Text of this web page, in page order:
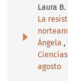
Laura
La
Ángela ,
agosto